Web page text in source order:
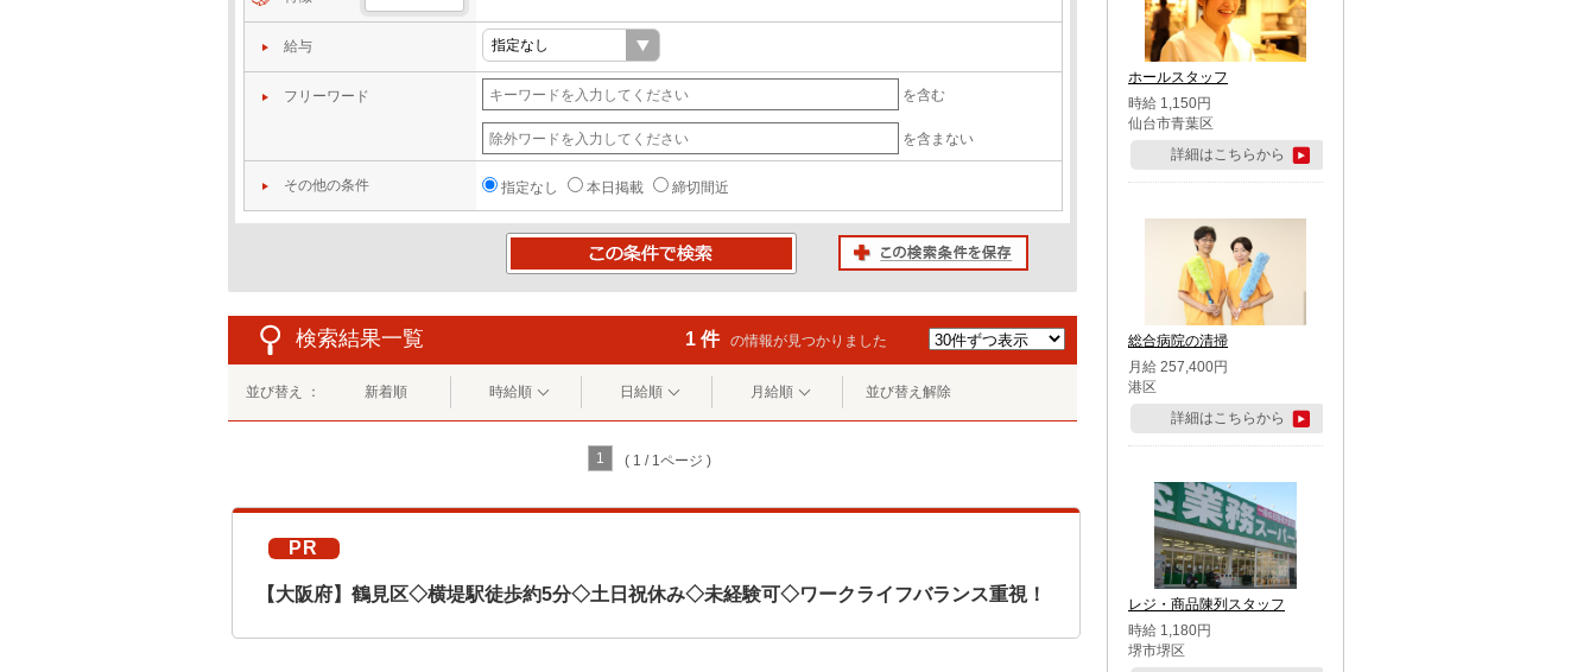
給与
フリーワード を含む
を含まない
その他の条件 指定なし 本日掲載 締切間近
検索結果一覧 1 件 の情報が見つかりました
並び替え ： 新着順 時給順 日給順 月給順 並び替え解除
1 ( 1 / 1ページ )
PR
【大阪府】鶴見区◇横堤駅徒歩約5分◇土日祝休み◇未経験可◇ワークライフバランス重視！
ホールスタッフ
時給 1,150円
仙台市青葉区
詳細はこちらから
総合病院の清掃
月給 257,400円
港区
詳細はこちらから
レジ・商品陳列スタッフ
時給 1,180円
堺市堺区